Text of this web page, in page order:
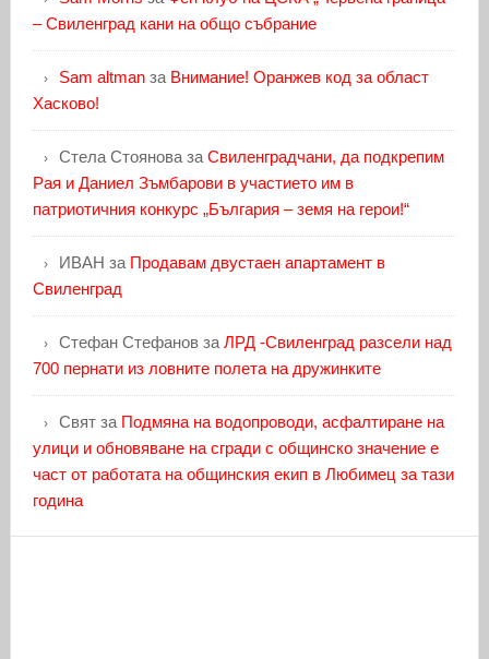
– Свиленград кани на общо събрание
Sam altmanза Внимание! Оранжев код за област
Хасково!
Стела Стояноваза Свиленградчани, да подкрепим
Рая и Даниел Зъмбарови в участието им в
патриотичния конкурс „България – земя на герои!“
ИВАН за Продавам двустаен апартамент в
Свиленград
Стефан Стефановза ЛРД -Свиленград разсели над
700 пернати из ловните полета на дружинките
Святза Подмяна на водопроводи, асфалтиране на
улици и обновяване на сгради с общинско значение е
част от работата на общинския екип в Любимец за тази
година